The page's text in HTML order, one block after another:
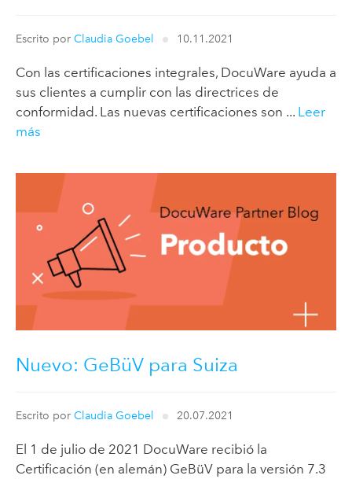
Escrito por Claudia Goebel 10.11.2021
Con las certificaciones integrales, DocuWare ayuda a
sus clientes a cumplir con las directrices de
conformidad. Las nuevas certificaciones son ... Leer
más
Nuevo: GeBüV para Suiza
Escrito por Claudia Goebel 20.07.2021
El 1 de julio de 2021 DocuWare recibió la
Certificación (en alemán) GeBüV para la versión 7.3